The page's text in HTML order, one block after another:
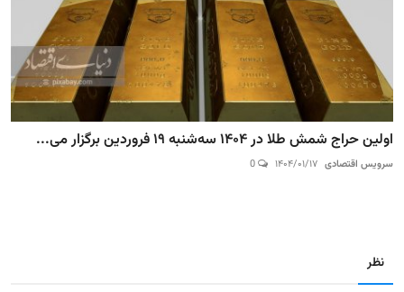
اولین حراج شمش طلا در ۱۴۰۴ سه‌شنبه ۱۹ فروردین برگزار می...
سرویس اقتصادی ۱۴۰۴/۰۱/۱۷
نظر